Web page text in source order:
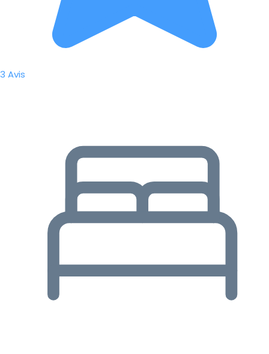
3 Avis